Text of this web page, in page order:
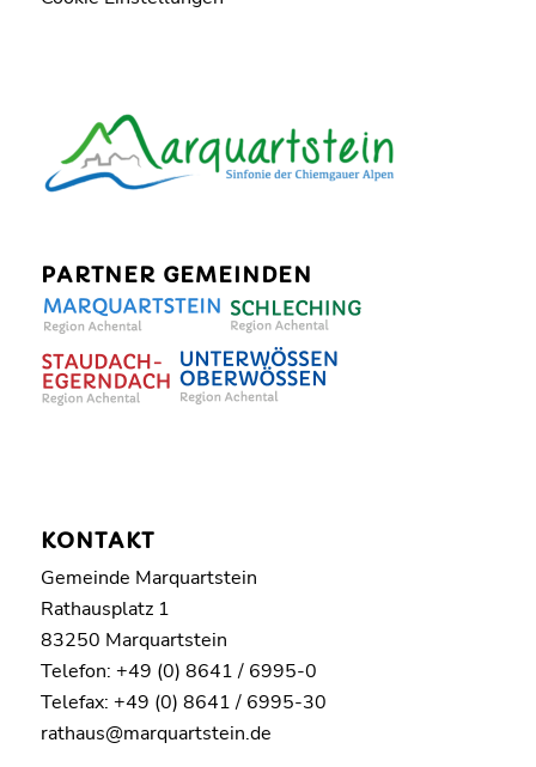
PARTNER GEMEINDEN
KONTAKT
Gemeinde Marquartstein
Rathausplatz 1
83250 Marquartstein
Telefon: +49 (0) 8641 / 6995-0
Telefax: +49 (0) 8641 / 6995-30
rathaus@marquartstein.de